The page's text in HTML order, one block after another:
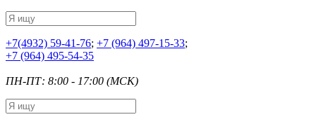
+7(4932) 59-41-76; +7 (964) 497-15-33;
+7 (964) 495-54-35
ПН-ПТ: 8:00 - 17:00 (МСК)